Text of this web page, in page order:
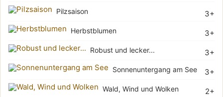
3+
Pilzsaison
3+
Herbstblumen
3+
Robust und lecker...
3+
Sonnenuntergang am See
2+
Wald, Wind und Wolken